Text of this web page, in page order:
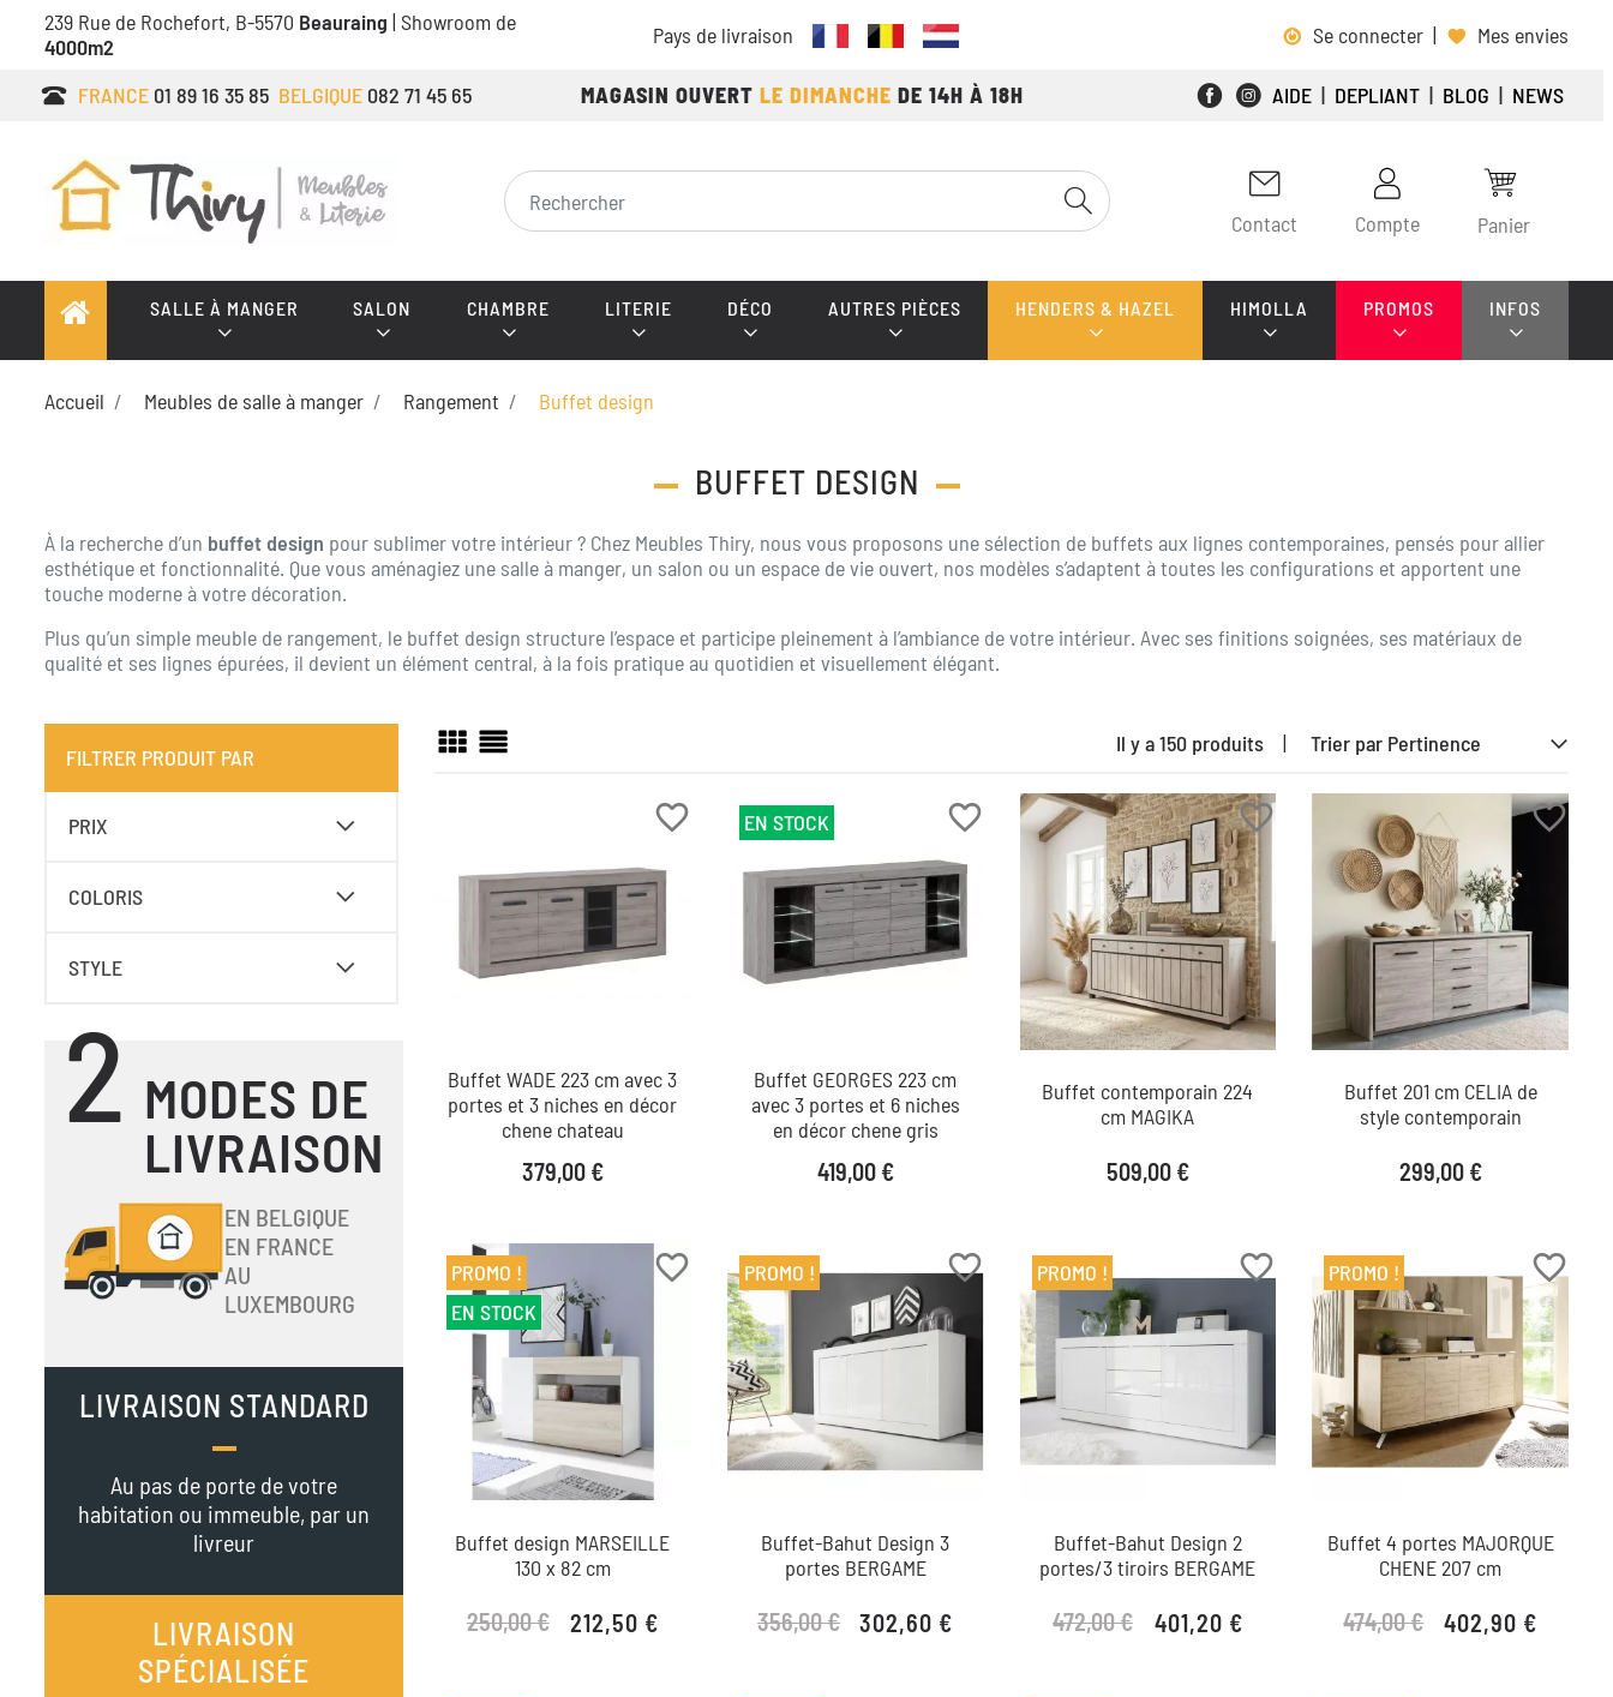
239 Rue de Rochefort, B-5570 Beauraing | Showroom de
4000m2
Pays de livraison Se connecter | Mes envies
FRANCE 01 89 16 35 85 BELGIQUE 082 71 45 65 MAGASIN OUVERT LE DIMANCHE DE 14H À 18H AIDE | DEPLIANT | BLOG | NEWS
Contact Compte Panier
SALLE À MANGER SALON CHAMBRE LITERIE DÉCO AUTRES PIÈCES HENDERS & HAZEL HIMOLLA PROMOS INFOS
Accueil Meubles de salle à manger Rangement Buffet design
BUFFET DESIGN
À la recherche d’un buffet design pour sublimer votre intérieur ? Chez Meubles Thiry, nous vous proposons une sélection de buffets aux lignes contemporaines, pensés pour allier
esthétique et fonctionnalité. Que vous aménagiez une salle à manger, un salon ou un espace de vie ouvert, nos modèles s’adaptent à toutes les configurations et apportent une
touche moderne à votre décoration.
Plus qu’un simple meuble de rangement, le buffet design structure l’espace et participe pleinement à l’ambiance de votre intérieur. Avec ses finitions soignées, ses matériaux de
qualité et ses lignes épurées, il devient un élément central, à la fois pratique au quotidien et visuellement élégant.
FILTRER PRODUIT PAR
PRIX
COLORIS
STYLE
2 MODES DE
LIVRAISON
EN BELGIQUE
EN FRANCE
AU
LUXEMBOURG
LIVRAISON STANDARD
Au pas de porte de votre
habitation ou immeuble, par un
livreur
LIVRAISON
SPÉCIALISÉE
Il y a 150 produits |
favorite_border
Buffet WADE 223 cm avec 3
portes et 3 niches en décor
chene chateau
Prix
379,00 €
favorite_border
Buffet GEORGES 223 cm
avec 3 portes et 6 niches
en décor chene gris
Prix
419,00 €
EN STOCK favorite_border
Buffet contemporain 224
cm MAGIKA
Prix
509,00 €
favorite_border
Buffet 201 cm CELIA de
style contemporain
Prix
299,00 €
favorite_border
Buffet design MARSEILLE
130 x 82 cm
Prix de base
250,00 € Prix
212,50 €
PROMO !
EN STOCK
favorite_border
Buffet-Bahut Design 3
portes BERGAME
Prix de base
356,00 € Prix
302,60 €
PROMO ! favorite_border
Buffet-Bahut Design 2
portes/3 tiroirs BERGAME
Prix de base
472,00 € Prix
401,20 €
PROMO ! favorite_border
Buffet 4 portes MAJORQUE
CHENE 207 cm
Prix de base
474,00 € Prix
402,90 €
PROMO !